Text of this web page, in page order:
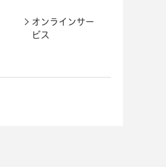
オンラインサー
ビス